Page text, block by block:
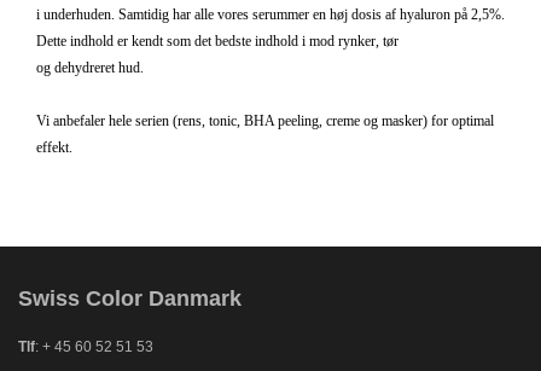
i underhuden. Samtidig har alle vores serummer en høj dosis af hyaluron på 2,5%.
Dette indhold er kendt som det bedste indhold i mod rynker, tør
og dehydreret hud.
Vi anbefaler hele serien (rens, tonic, BHA peeling, creme og masker) for optimal
effekt.
Swiss Color Danmark
Tlf: + 45 60 52 51 53